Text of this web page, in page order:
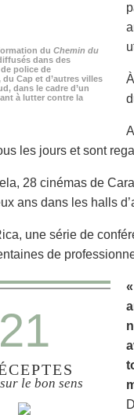
du Chemin du
dans des
police de
Cap et d’autres villes
dans le cadre d’un
à lutter contre la
les jours et sont
28 cinémas de
ans dans les halls
une série de
de
21
le bon sens